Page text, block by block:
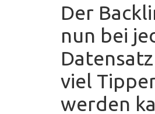
Der
nun bei
viel
werden